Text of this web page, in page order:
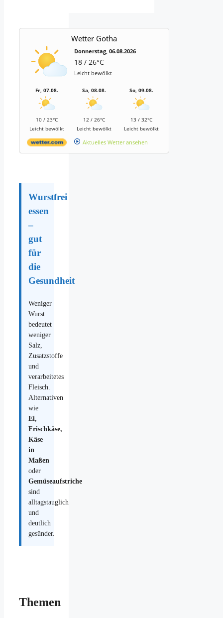
Wetter Gotha
Donnerstag, 06.08.2026
18 / 26°C
Leicht bewölkt
Fr, 07.08.
10 / 23°C
Leicht bewölkt
Sa, 08.08.
12 / 26°C
Leicht bewölkt
So, 09.08.
13 / 32°C
Leicht bewölkt
Aktuelles Wetter ansehen
Wurstfrei
essen
–
gut
für
die
Gesundheit
Weniger
Wurst
bedeutet
weniger
Salz,
Zusatzstoffe
und
verarbeitetes
Fleisch.
Alternativen
wie
Ei,
Frischkäse,
Käse
in
Maßen
oder
Gemüseaufstriche
sind
alltagstauglich
und
deutlich
gesünder.
Themen